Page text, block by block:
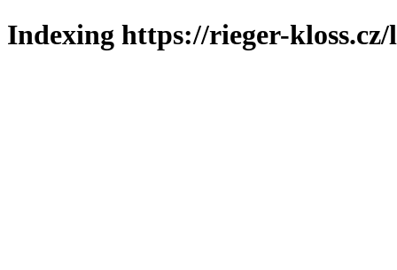
Indexing https://rieger-